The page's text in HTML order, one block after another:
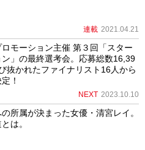
連載 2021.04.21
モーション主催 第３回「スター
」の最終選考会。応募総数16,39
抜かれたファイナリスト16人から
！
NEXT 2023.10.10
所属が決まった女優・清宮レイ。
は。